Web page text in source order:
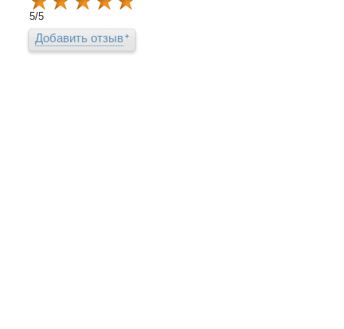
5/5
Добавить отзыв